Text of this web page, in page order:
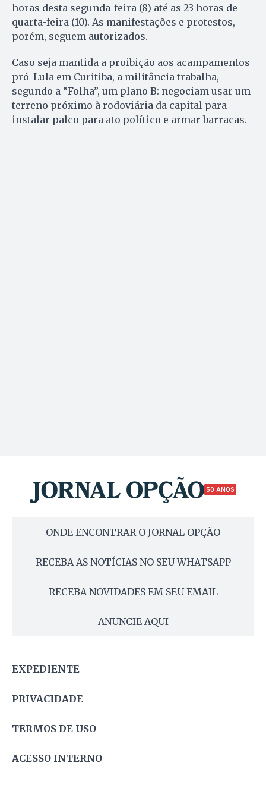
horas desta segunda-feira (8) até as 23 horas de
quarta-feira (10). As manifestações e protestos,
porém, seguem autorizados.
Caso seja mantida a proibição aos acampamentos
pró-Lula em Curitiba, a militância trabalha,
segundo a “Folha”, um plano B: negociam usar um
terreno próximo à rodoviária da capital para
instalar palco para ato político e armar barracas.
50 ANOS
ONDE ENCONTRAR O JORNAL OPÇÃO
RECEBA AS NOTÍCIAS NO SEU WHATSAPP
RECEBA NOVIDADES EM SEU EMAIL
ANUNCIE AQUI
EXPEDIENTE
PRIVACIDADE
TERMOS DE USO
ACESSO INTERNO